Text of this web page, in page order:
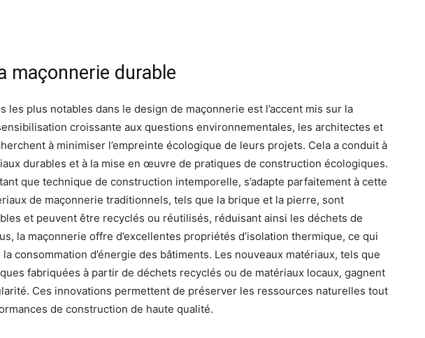
maçonnerie durable
les plus notables dans le design de maçonnerie est l’accent mis sur la
croissante aux questions environnementales, les architectes et
à minimiser l’empreinte écologique de leurs projets. Cela a conduit à
durables et à la mise en œuvre de pratiques de construction écologiques.
que technique de construction intemporelle, s’adapte parfaitement à cette
de maçonnerie traditionnels, tels que la brique et la pierre, sont
et peuvent être recyclés ou réutilisés, réduisant ainsi les déchets de
la maçonnerie offre d’excellentes propriétés d’isolation thermique, ce qui
consommation d’énergie des bâtiments. Les nouveaux matériaux, tels que
fabriquées à partir de déchets recyclés ou de matériaux locaux, gagnent
Ces innovations permettent de préserver les ressources naturelles tout
de construction de haute qualité.